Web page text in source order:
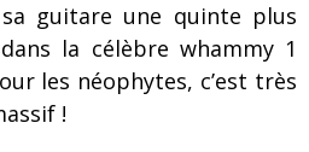
guitare une quinte plus
la célèbre whammy 1
les néophytes, c’est très
!